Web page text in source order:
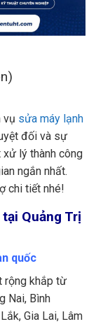
vụ sửa máy lạnh
đối và sự
xử lý thành công
ngắn nhất.
chi tiết nhé!
Quảng Trị
quốc
rộng khắp từ
Nai, Bình
Gia Lai, Lâm